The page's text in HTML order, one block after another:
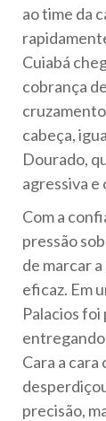
ao time da
Cuiabá
cobrança
cabeça,
Dourado,
agressiva
Com a
pressão
de marcar
eficaz. Em
Palacios
entregando
Cara a
precisão,